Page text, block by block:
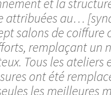
et la
attribuées au…
salons de
remplaçant
Tous les ateliers
ont été
les meilleures